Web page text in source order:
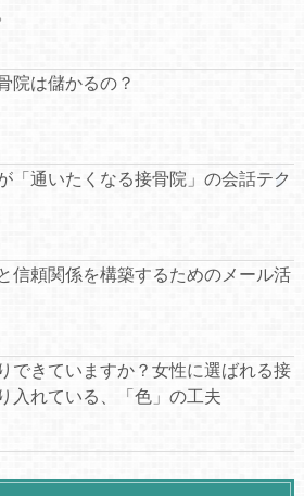
院は儲かるの？
「通いたくなる接骨院」の会話テク
信頼関係を構築するためのメール活
できていますか？女性に選ばれる接
入れている、「色」の工夫